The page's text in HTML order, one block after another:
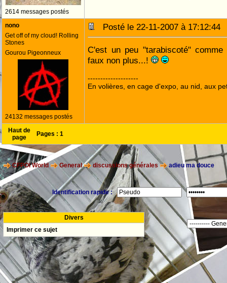
2614 messages postés
nono
Get off of my cloud! Rolling
Stones
Gourou Pigeonneux
24132 messages postés
Posté le 22-11-2007 à
C'est un peu "tarabiscoté"
faux non plus...!
--------------------
En volières, en cage d'expo, au nid, aux
Haut de
page
Pages : 1
CFPOI World General discussions générales adieu ma douce
Identification rapide :
Divers
Imprimer ce sujet